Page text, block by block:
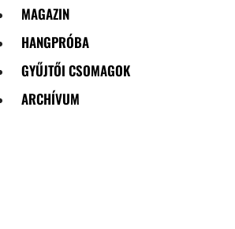
MAGAZIN
HANGPRÓBA
GYŰJTŐI CSOMAGOK
ARCHÍVUM